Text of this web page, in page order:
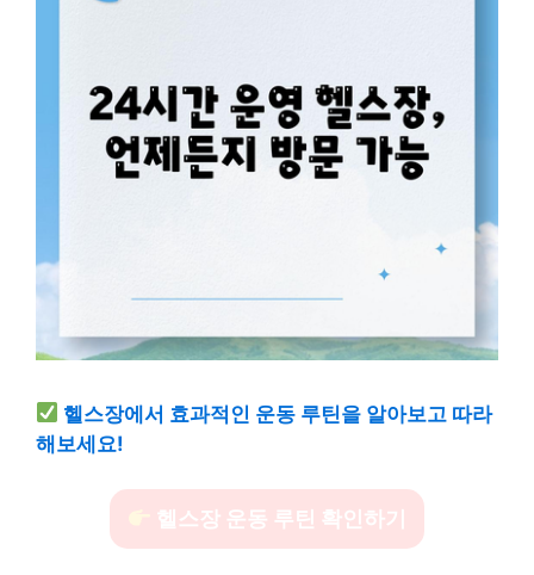
헬스장에서 효과적인 운동 루틴을 알아보고 따라
해보세요!
헬스장 운동 루틴 확인하기